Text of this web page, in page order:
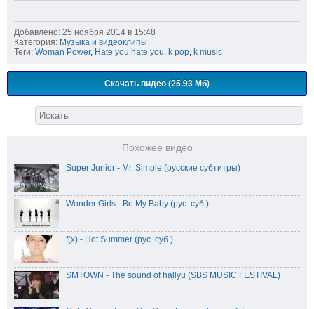
Добавлено: 25 ноября 2014 в 15:48
Категория: Музыка и видеоклипы
Теги: Woman Power, Hate you hate you k pop k music
Скачать видео (25.93 Мб)
Похожее видео
Super Junior - Mr. Simple (русские субтитры)
Wonder Girls - Be My Baby (рус. суб.)
f(x) - Hot Summer (рус. суб.)
SMTOWN - The sound of hallyu (SBS MUSIC FESTIVAL)